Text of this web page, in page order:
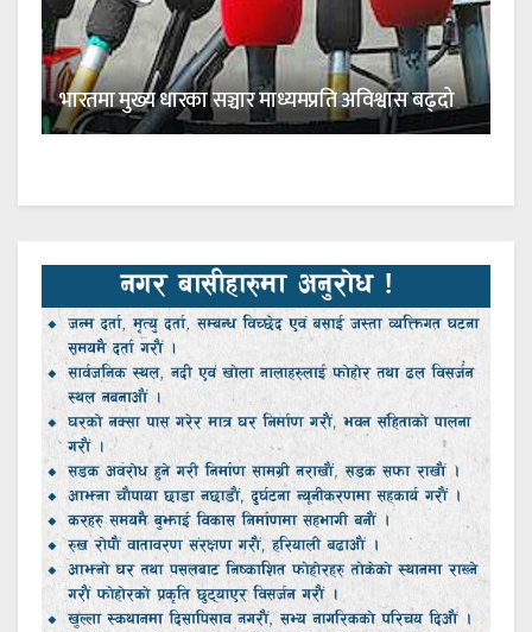
भारतमा मुख्य धारका सञ्चार माध्यमप्रति अविश्वास बढ्दो